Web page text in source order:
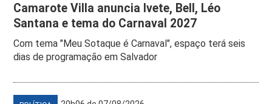
Camarote Villa anuncia Ivete, Bell, Léo
Santana e tema do Carnaval 2027
Com tema "Meu Sotaque é Carnaval", espaço terá seis
dias de programação em Salvador